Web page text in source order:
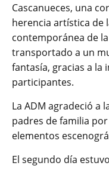
Cascanueces, una
herencia artística de
contemporánea de
transportado a un
fantasía, gracias a la
participantes.
La ADM agradeció a
padres de familia
elementos
El segundo día